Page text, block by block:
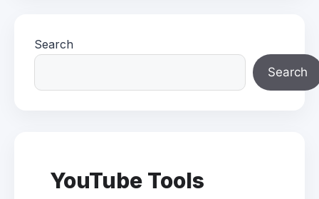
Search
Search
YouTube Tools